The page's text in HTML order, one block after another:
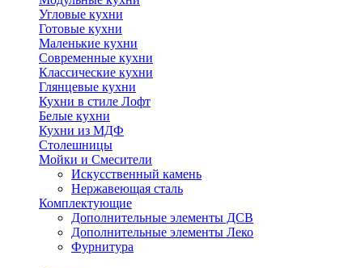
Угловые кухни
Готовые кухни
Маленькие кухни
Современные кухни
Классические кухни
Глянцевые кухни
Кухни в стиле Лофт
Белые кухни
Кухни из МДФ
Столешницы
Мойки и Смесители
Искусственный камень
Нержавеющая сталь
Комплектующие
Дополнительные элементы ДСВ
Дополнительные элементы Леко
Фурнитура